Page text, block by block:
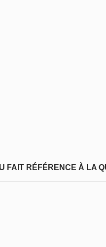
FAIT RÉFÉRENCE À LA